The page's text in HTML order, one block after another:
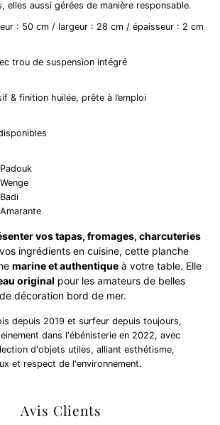
elles aussi gérées de manière responsable.
: 50 cm / largeur : 28 cm / épaisseur : 2 cm
trou de suspension intégré
& finition huilée, prête à l’emploi
vos tapas, fromages, charcuteries
ingrédients en cuisine, cette planche
marine et authentique à votre table. Elle
original pour les amateurs de belles
décoration bord de mer.
depuis 2019 et surfeur depuis toujours,
dans l'ébénisterie en 2022, avec
d'objets utiles, alliant esthétisme,
et respect de l'environnement.
Avis Clients